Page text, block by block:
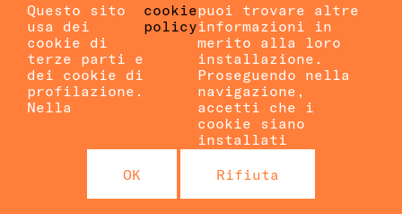
Questo sito
usa dei
cookie di
terze parti e
dei cookie di
profilazione.
Nella
cookie
policy
puoi trovare altre
informazioni in
merito alla loro
installazione.
Proseguendo nella
navigazione,
accetti che i
cookie siano
installati
OK Rifiuta